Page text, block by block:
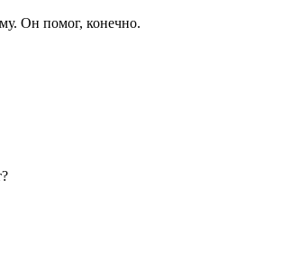
Он помог, конечно.